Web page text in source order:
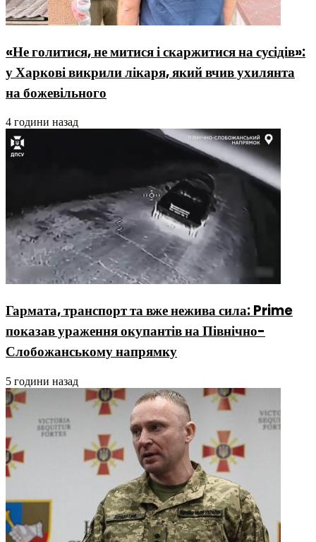
«Не голитися, не митися і скаржитися на сусідів»:
у Харкові викрили лікаря, який вчив ухилянта
на божевільного
4 години назад
Гармата, транспорт та вже нежива сила: Prime
показав ураження окупантів на Північно-
Слобожанському напрямку
5 години назад